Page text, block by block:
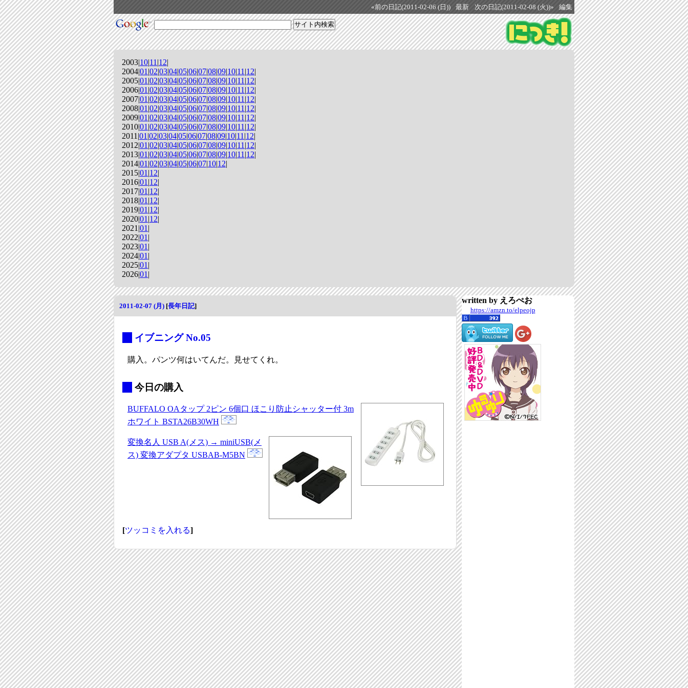
«前の日記(2011-02-06 (日)) 最新 次の日記(2011-02-08 (火))» 編集
2003|10|11 |12|
2004|01 |02|03|04|05|06|07|08|09|10|11 |12|
2005|01 |02|03|04|05|06|07|08|09|10|11 |12|
2006|01 |02|03|04|05|06|07|08|09|10|11 |12|
2007|01 |02|03|04|05|06|07|08|09|10|11 |12|
2008|01 |02|03|04|05|06|07|08|09|10|11 |12|
2009|01 |02|03|04|05|06|07|08|09|10|11 |12|
2010|01 |02|03|04|05|06|07|08|09|10|11 |12|
2011|01 |02|03|04|05|06|07|08|09|10|11 |12|
2012|01 |02|03|04|05|06|07|08|09|10|11 |12|
2013|01 |02|03|04|05|06|07|08|09|10|11 |12|
2014|01 |02|03|04|05|06|07|10|12|
2015|01 |12|
2016|01 |12|
2017|01 |12|
2018|01 |12|
2019|01 |12|
2020|01 |12|
2021|01 |
2022|01 |
2023|01 |
2024|01 |
2025|01 |
2026|01 |
2011-02-07 (月) [長年日記]
イブニング No.05
購入。パンツ何はいてんだ。見せてくれ。
今日の購入
BUFFALO OAタップ 2ピン 6個口 ほこり防止シャッター付 3m
ホワイト BSTA26B30WH
変換名人 USB A(メス) → miniUSB(メ
ス) 変換アダプタ USBAB-M5BN
[ツッコミを入れる]
written by えろぺお
https://amzn.to/elpeojp